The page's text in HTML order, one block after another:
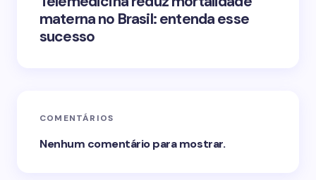
materna no Brasil: entenda esse
sucesso
COMENTÁRIOS
Nenhum comentário para mostrar.